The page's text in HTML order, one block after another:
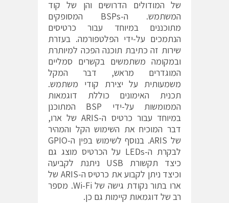
של המודולים הדרושים והן של קוד
המשתמש. ה-BSPs המסופקים
מתוכננים במיוחד עבור כרטיסים
הנתמכים על-ידי הפלטפורמה. בעזרת
שירות זה כתיבת תוכנה הפכה למיותרת
ובמקומה משתמשים בקשרים סמליים
המוגדרים מראש, דבר המקל
משמעותית על יצירת קודי משתמש.
תכנית האימונים כוללת דוגמאות
הממומשות על-ידי BSP המתוכנן
במיוחד עבור כרטיס ה-ARIS של ארו,
דבר המוכיח את השימוש הקל והמהיר
של ARIS. בנוסף לשימוש בפין ה-GPIO
לבקרת ה-LEDs על הכרטיס מוצג גם
כיצד תקשורת USB ניתנת לקביעה
וכיצד ניתן לקבוע את כרטיס ה-ARIS של
ארו בתור נקודת גישה של Wi-Fi. מספר
רב של דוגמאות קיימות גם כן.